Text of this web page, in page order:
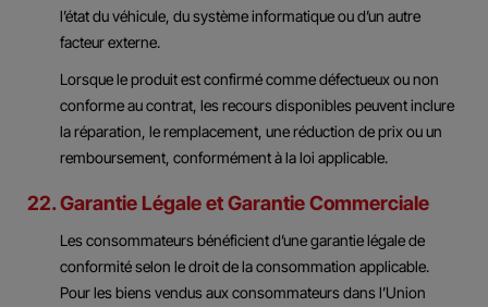
l’état du véhicule, du système informatique ou d’un autre
facteur externe.
Lorsque le produit est confirmé comme défectueux ou non
conforme au contrat, les recours disponibles peuvent inclure
la réparation, le remplacement, une réduction de prix ou un
remboursement, conformément à la loi applicable.
22. Garantie Légale et Garantie Commerciale
Les consommateurs bénéficient d’une garantie légale de
conformité selon le droit de la consommation applicable.
Pour les biens vendus aux consommateurs dans l’Union